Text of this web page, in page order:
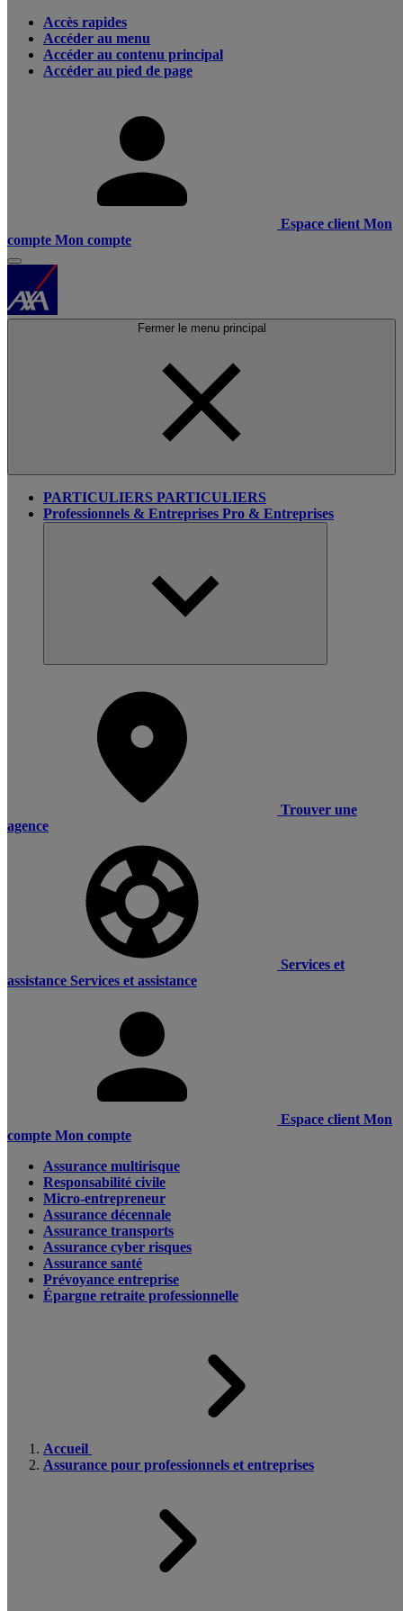
Accès rapides
Accéder au menu
Accéder au contenu principal
Accéder au pied de page
Espace client Mon
compte Mon compte
Fermer le menu principal
PARTICULIERS PARTICULIERS
Professionnels & Entreprises Pro & Entreprises
Trouver une
agence
Services et
assistance Services et assistance
Espace client Mon
compte Mon compte
Assurance multirisque
Responsabilité civile
Micro-entrepreneur
Assurance décennale
Assurance transports
Assurance cyber risques
Assurance santé
Prévoyance entreprise
Épargne retraite professionnelle
Accueil
Assurance pour professionnels et entreprises